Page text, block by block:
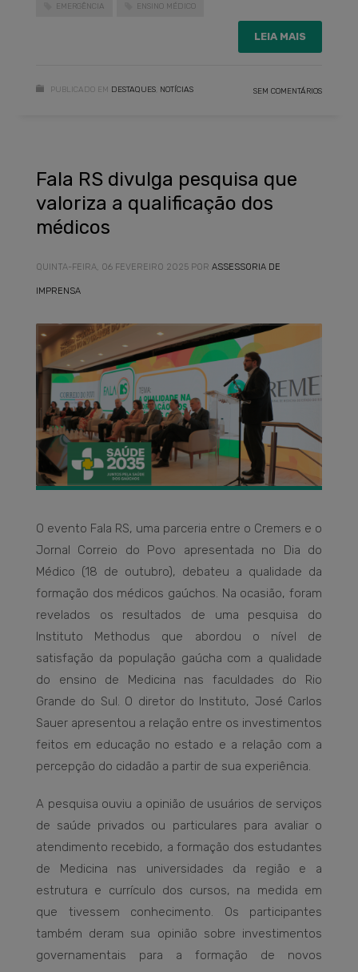
EMERGÊNCIA ENSINO MÉDICO
LEIA MAIS
PUBLICADO EM DESTAQUES NOTÍCIAS SEM COMENTÁRIOS
Fala RS divulga pesquisa que
valoriza a qualificação dos
médicos
QUINTA-FEIRA, 06 FEVEREIRO 2025 POR ASSESSORIA DE
IMPRENSA
O evento Fala RS, uma parceria entre o Cremers e o
Jornal Correio do Povo apresentada no Dia do
Médico (18 de outubro), debateu a qualidade da
formação dos médicos gaúchos. Na ocasião, foram
revelados os resultados de uma pesquisa do
Instituto Methodus que abordou o nível de
satisfação da população gaúcha com a qualidade
do ensino de Medicina nas faculdades do Rio
Grande do Sul. O diretor do Instituto, José Carlos
Sauer apresentou a relação entre os investimentos
feitos em educação no estado e a relação com a
percepção do cidadão a partir de sua experiência.
A pesquisa ouviu a opinião de usuários de serviços
de saúde privados ou particulares para avaliar o
atendimento recebido, a formação dos estudantes
de Medicina nas universidades da região e a
estrutura e currículo dos cursos, na medida em
que tivessem conhecimento. Os participantes
também deram sua opinião sobre investimentos
governamentais para a formação de novos